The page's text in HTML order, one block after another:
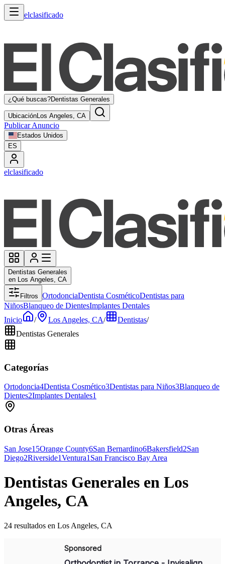
elclasificado
¿Qué buscas?Dentistas Generales
UbicaciónLos Angeles, CA
Publicar Anuncio
Estados Unidos
ES
elclasificado
Dentistas Generales
en Los Angeles, CA
Filtros OrtodonciaDentista CosméticoDentistas para
NiñosBlanqueo de DientesImplantes Dentales
Inicio
/ Los Angeles, CA/ Dentistas/
Dentistas Generales
Categorías
Ortodoncia4Dentista Cosmético3Dentistas para Niños3Blanqueo de
Dientes2Implantes Dentales1
Otras Áreas
San Jose15Orange County6San Bernardino6Bakersfield2San
Diego2Riverside1Ventura1 San Francisco Bay Area
Dentistas Generales en Los
Angeles, CA
24 resultados en Los Angeles, CA